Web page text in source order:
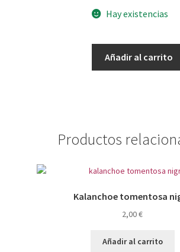
Hay existencias
Añadir al carrito
Productos
Kalanchoe tomentosa
2,00€
Añadir al carrito